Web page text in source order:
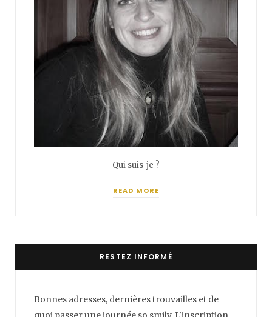
Qui suis-je ?
READ MORE
RESTEZ INFORMÉ
Bonnes adresses, dernières trouvailles et de